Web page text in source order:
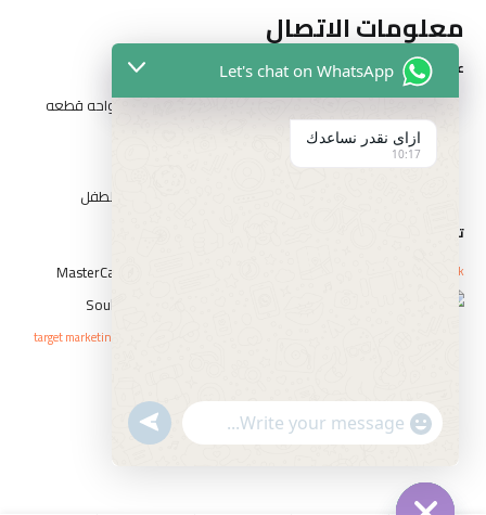
معلومات الاتصال
عناوين الفروع
المقطم الهضبه الوسطي الحي التاني شارع مدرسه الواحه قطعه
رقم ٣٢٦٢
١٤ شارع السيد الببلاوي ارض شريف عابدين
تواصل مع الفارس
Facebook
target marketing agency
السياسة والخصوصية
الشروط والأحكام
Let's chat on WhatsApp
ازاى نقدر نساعدك
10:17
"+chaty_settings.lang.emoji_picker+"
WhatsApp
undefined